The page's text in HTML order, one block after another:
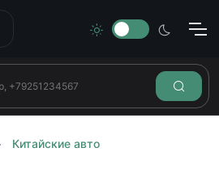
Китайские авто